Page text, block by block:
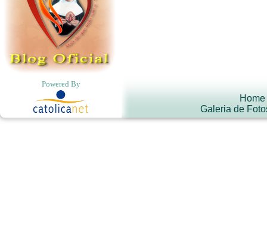
Powered By
Home
Galeria de